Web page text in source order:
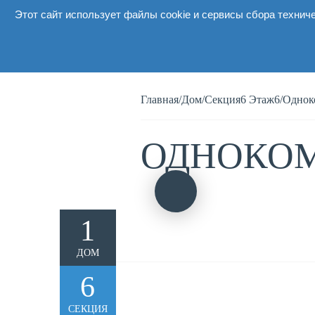
Этот сайт использует файлы cookie и сервисы сбора
О комплексе
Главная/Дом/Секция6 Этаж6/
1
ДОМ
6
СЕКЦИЯ